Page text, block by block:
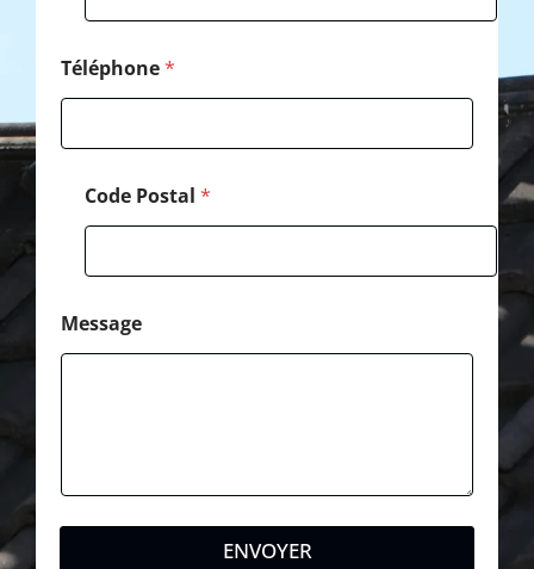
a
Téléphone*
Code Postal *
Message
ENVOYER